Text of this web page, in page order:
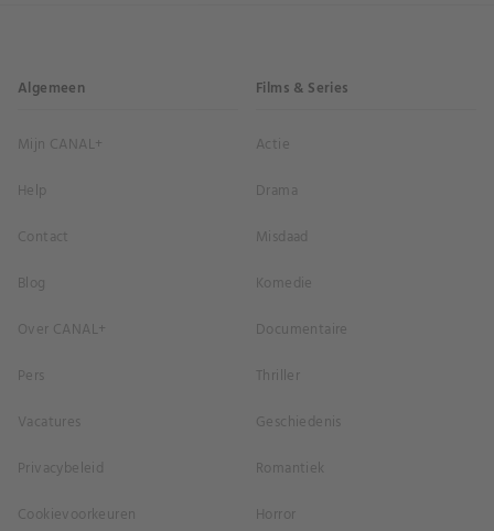
Algemeen
Mijn CANAL+
Help
Contact
Blog
Over CANAL+
Pers
Vacatures
Privacybeleid
Cookievoorkeuren
Films & Series
Actie
Drama
Misdaad
Komedie
Documentaire
Thriller
Geschiedenis
Romantiek
Horror